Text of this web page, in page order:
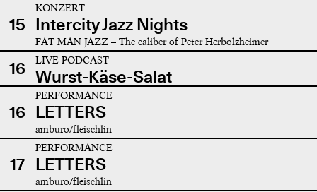
15
KONZERT
Intercity Jazz Nights
FAT MAN JAZZ – The caliber of Peter Herbolzheimer
16 LIVE-PODCAST
Wurst-Käse-Salat
16
PERFORMANCE
LETTERS
amburo/fleischlin
17
PERFORMANCE
LETTERS
amburo/fleischlin